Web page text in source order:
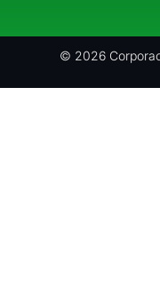
© 2026